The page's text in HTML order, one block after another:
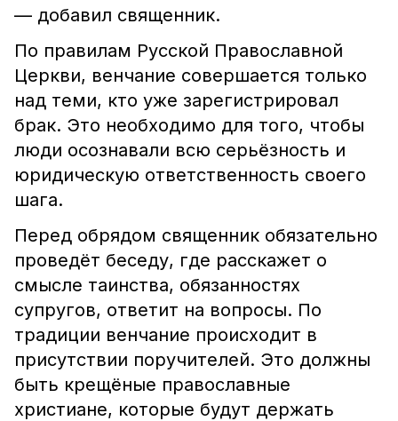
— добавил священник.
По правилам Русской Православной
Церкви, венчание совершается только
над теми, кто уже зарегистрировал
брак. Это необходимо для того, чтобы
люди осознавали всю серьёзность и
юридическую ответственность своего
шага.
Перед обрядом священник обязательно
проведёт беседу, где расскажет о
смысле таинства, обязанностях
супругов, ответит на вопросы. По
традиции венчание происходит в
присутствии поручителей. Это должны
быть крещёные православные
христиане, которые будут держать